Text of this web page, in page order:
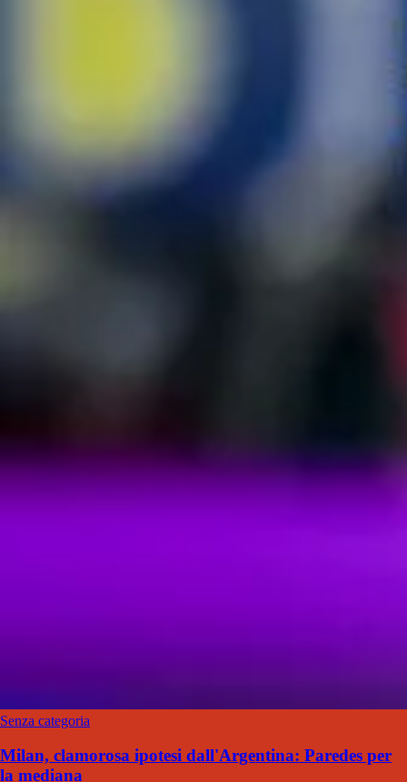
Senza categoria
Milan, clamorosa ipotesi dall'Argentina: Paredes per
la mediana